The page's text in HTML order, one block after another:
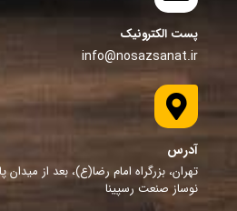
پست الکترونیک
info@nosazsanat.ir
آدرس
نوساز صنعت رسپینا